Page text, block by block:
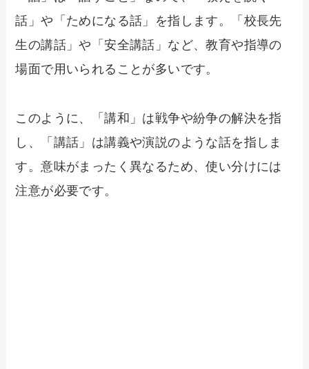
話」や「ためになる話」を指します。「校長先
生の講話」や「安全講話」など、教育や指導の
場面で用いられることが多いです。
このように、「講和」は戦争や紛争の解決を指
し、「講話」は講義や演説のような話を指しま
す。意味がまったく異なるため、使い分けには
注意が必要です。